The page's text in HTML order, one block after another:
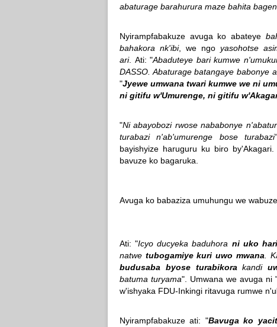
abaturage barahurura maze bahita
Nyirampfabakuze avuga ko abateye
bahakora nk'ibi, we ngo yasohotse
ari. Ati: "Abaduteye bari kumwe
DASSO. Abaturage batangaye babonye
"Jyewe umwana twari kumwe we ni
ni gitifu w'Umurenge, ni gitifu
"Ni abayobozi rwose nababonye
turabazi n'ab'umurenge bose turabazi"
bayishyize haruguru ku biro
bavuze ko bagaruka.
Avuga ko babaziza umuhungu we
Ati: "Icyo ducyeka baduhora ni uko
natwe tubogamiye kuri uwo mwana
budusaba byose turabikora kandi
batuma turyama". Umwana we avuga ni
w'ishyaka FDU-Inkingi ritavuga rumwe
Nyirampfabakuze ati: "Bavuga ko